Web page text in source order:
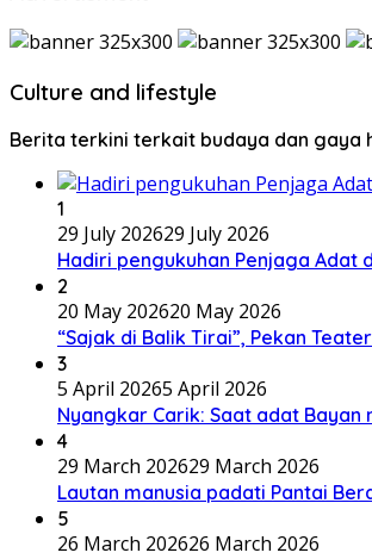
Culture and lifestyle
Berita terkini terkait budaya dan gaya
1
29 July 202629 July 2026
Hadiri pengukuhan Penjaga Adat
2
20 May 202620 May 2026
“Sajak di Balik Tirai”, Pekan
3
5 April 20265 April 2026
Nyangkar Carik: Saat adat Bayan
4
29 March 202629 March 2026
Lautan manusia padati Pantai
5
26 March 202626 March 2026